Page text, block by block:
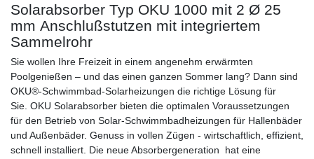
Solarabsorber Typ OKU 1000 mit 2 Ø 25
mm Anschlußstutzen mit integriertem
Sammelrohr
Sie wollen Ihre Freizeit in einem angenehm erwärmten
Poolgenießen – und das einen ganzen Sommer lang? Dann sind
OKU®-Schwimmbad-Solarheizungen die richtige Lösung für
Sie. OKU Solarabsorber bieten die optimalen Voraussetzungen
für den Betrieb von Solar-Schwimmbadheizungen für Hallenbäder
und Außenbäder. Genuss in vollen Zügen - wirtschaftlich, effizient,
schnell installiert. Die neue Absorbergeneration hat eine